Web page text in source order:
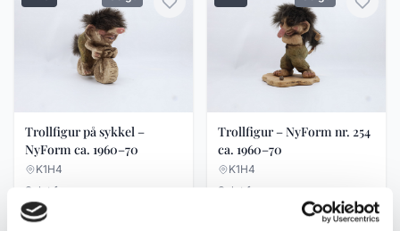
Trollfigur på sykkel –
NyForm ca. 1960–70
K1H4
Solgt for
kr 175
Trollfigur – NyForm nr. 254
ca. 1960–70
K1H4
Solgt for
3 bud